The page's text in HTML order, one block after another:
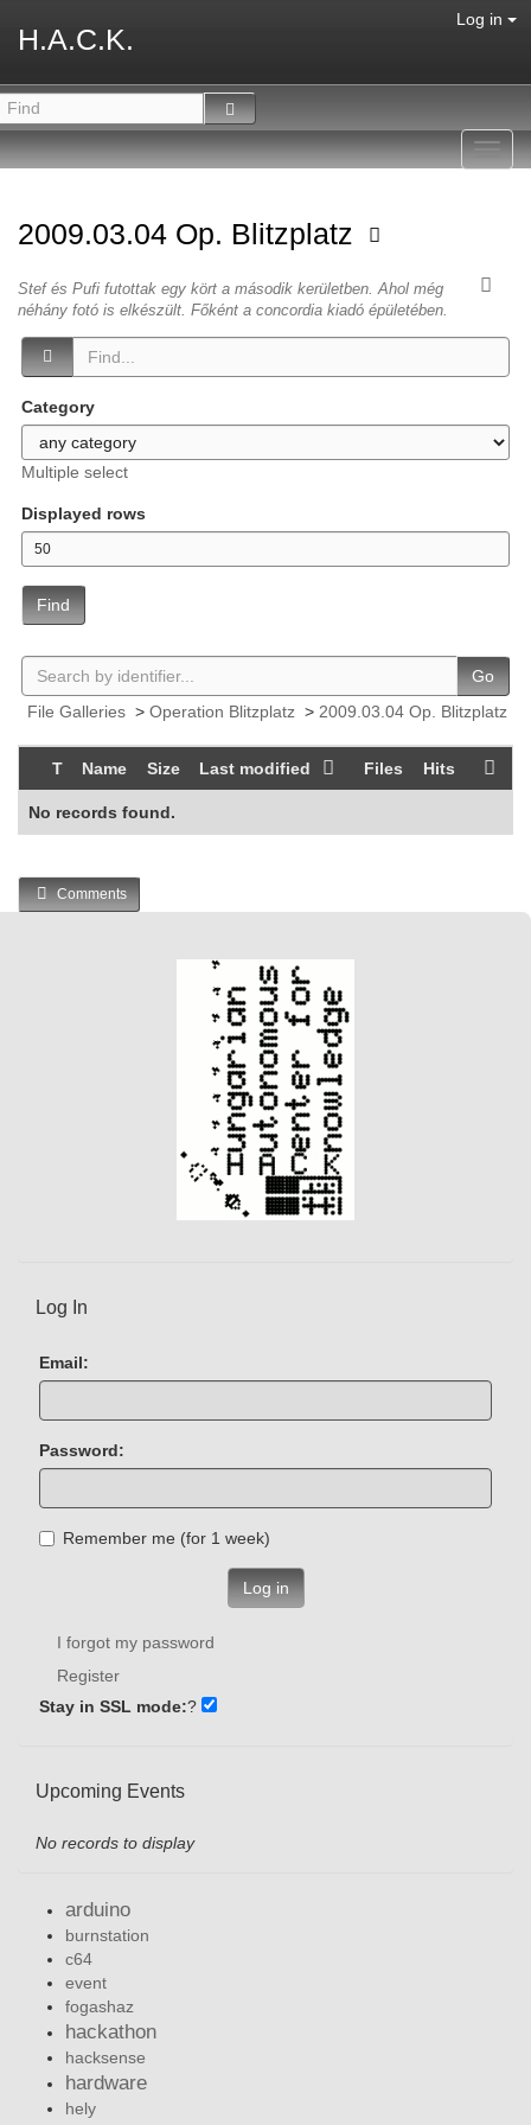
H.A.C.K.
Log in
2009.03.04 Op. Blitzplatz
Stef és Pufi futottak egy kört a második kerületben. Ahol még
néhány fotó is elkészült. Főként a concordia kiadó épületében.
Category
Multiple select
Displayed rows
Find
Go
File Galleries > Operation Blitzplatz > 2009.03.04 Op. Blitzplatz
T Name Size Last modified Files Hits
No records found.
Comments
Log In
Email:
Password:
Remember me (for 1 week)
Log in
I forgot my password
Register
Stay in SSL mode:?
Upcoming Events
No records to display
arduino
burnstation
c64
event
fogashaz
hackathon
hacksense
hardware
hely